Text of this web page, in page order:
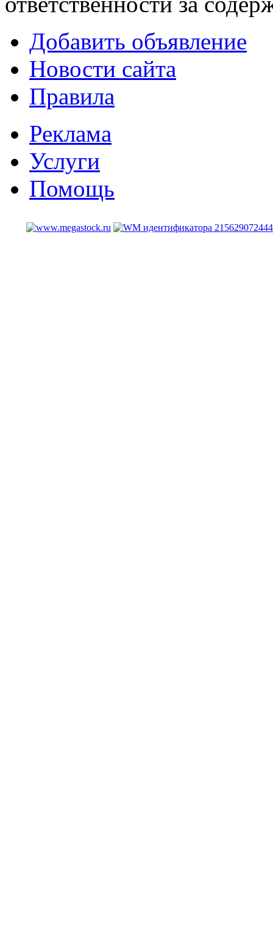
Добавить объявление
Новости сайта
Правила
Реклама
Услуги
Помощь